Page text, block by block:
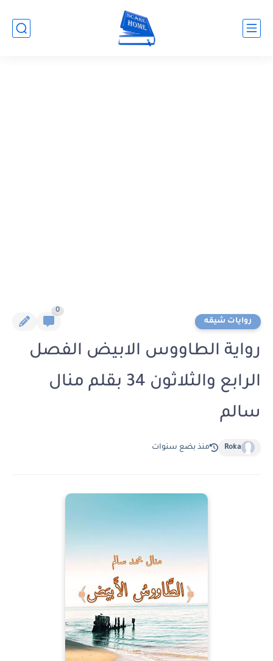
روايات شيقه
0
رواية الطاووس الابيض الفصل
الرابع والثلاثون 34 بقلم منال
سالم
Roka منذ بضع سنوات